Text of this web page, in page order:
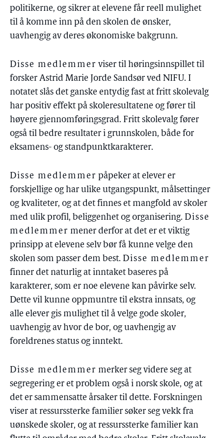
politikerne, og sikrer at elevene får reell mulighet
til å komme inn på den skolen de ønsker,
uavhengig av deres økonomiske bakgrunn.
Disse medlemmer viser til høringsinnspillet til
forsker Astrid Marie Jorde Sandsør ved NIFU. I
notatet slås det ganske entydig fast at fritt skolevalg
har positiv effekt på skoleresultatene og fører til
høyere gjennomføringsgrad. Fritt skolevalg fører
også til bedre resultater i grunnskolen, både for
eksamens- og standpunktkarakterer.
Disse medlemmer påpeker at elever er
forskjellige og har ulike utgangspunkt, målsettinger
og kvaliteter, og at det finnes et mangfold av skoler
med ulik profil, beliggenhet og organisering. Disse
medlemmer mener derfor at det er et viktig
prinsipp at elevene selv bør få kunne velge den
skolen som passer dem best. Disse medlemmer
finner det naturlig at inntaket baseres på
karakterer, som er noe elevene kan påvirke selv.
Dette vil kunne oppmuntre til ekstra innsats, og
alle elever gis mulighet til å velge gode skoler,
uavhengig av hvor de bor, og uavhengig av
foreldrenes status og inntekt.
Disse medlemmer merker seg videre seg at
segregering er et problem også i norsk skole, og at
det er sammensatte årsaker til dette. Forskningen
viser at ressurssterke familier søker seg vekk fra
uønskede skoler, og at ressurssterke familier kan